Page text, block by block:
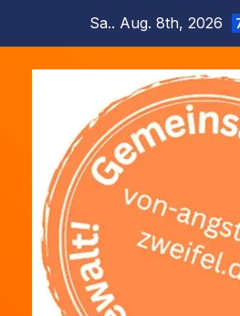
springen
Sa.. Aug. 8th, 2026